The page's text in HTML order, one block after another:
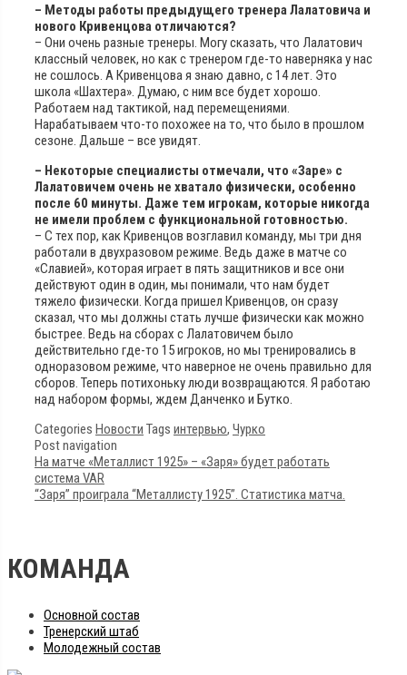
– Методы работы предыдущего тренера Лалатовича и
нового Кривенцова отличаются?
– Они очень разные тренеры. Могу сказать, что Лалатович
классный человек, но как с тренером где-то наверняка у нас
не сошлось. А Кривенцова я знаю давно, с 14 лет. Это
школа «Шахтера». Думаю, с ним все будет хорошо.
Работаем над тактикой, над перемещениями.
Нарабатываем что-то похожее на то, что было в прошлом
сезоне. Дальше – все увидят.
– Некоторые специалисты отмечали, что «Заре» с
Лалатовичем очень не хватало физически, особенно
после 60 минуты. Даже тем игрокам, которые никогда
не имели проблем с функциональной готовностью.
– С тех пор, как Кривенцов возглавил команду, мы три дня
работали в двухразовом режиме. Ведь даже в матче со
«Славией», которая играет в пять защитников и все они
действуют один в один, мы понимали, что нам будет
тяжело физически. Когда пришел Кривенцов, он сразу
сказал, что мы должны стать лучше физически как можно
быстрее. Ведь на сборах с Лалатовичем было
действительно где-то 15 игроков, но мы тренировались в
одноразовом режиме, что наверное не очень правильно для
сборов. Теперь потихоньку люди возвращаются. Я работаю
над набором формы, ждем Данченко и Бутко.
Categories Новости Tags интервью, Чурко
Post navigation
На матче «Металлист 1925» – «Заря» будет работать
система VAR
“Заря” проиграла “Металлисту 1925”. Статистика матча.
КОМАНДА
Основной состав
Тренерский штаб
Молодежный состав